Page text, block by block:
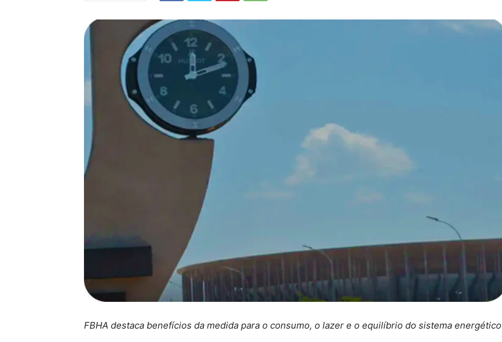
FBHA destaca benefícios da medida para o consumo, o lazer e o equilíbrio do sistema energético